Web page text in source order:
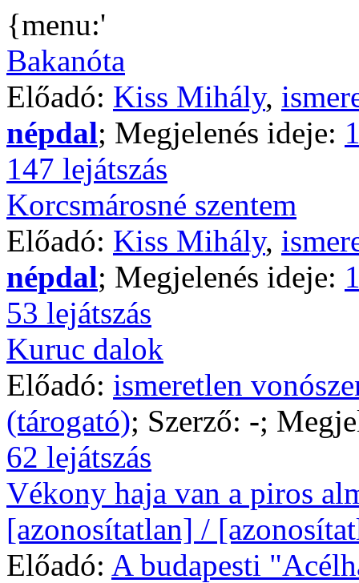
{menu:'
Bakanóta
Előadó: Kiss Mihály,
népdal; Megjelenés ideje:
147 lejátszás
Korcsmárosné szentem
Előadó: Kiss Mihály,
népdal; Megjelenés ideje:
53 lejátszás
Kuruc dalok
Előadó: ismeretlen
(tárogató); Szerző: -;
62 lejátszás
Vékony haja van a piros
[azonosítatlan] /
Előadó: A budapesti